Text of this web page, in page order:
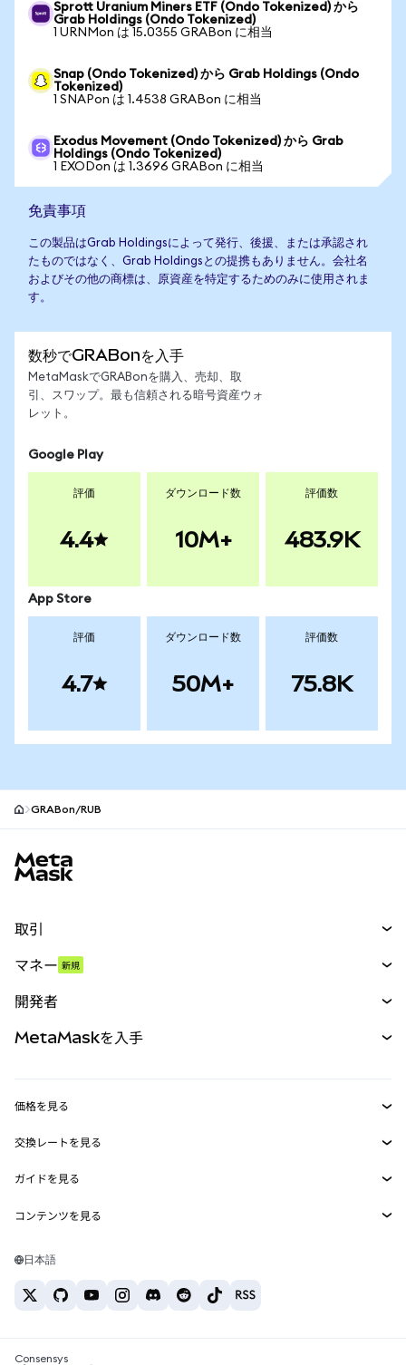
Sprott Uranium Miners ETF (Ondo Tokenized) から
Grab Holdings (Ondo Tokenized)
1 URNMon は 15.0355 GRABon に相当
Snap (Ondo Tokenized) から Grab Holdings (Ondo
Tokenized)
1 SNAPon は 1.4538 GRABon に相当
Exodus Movement (Ondo Tokenized) から Grab
Holdings (Ondo Tokenized)
1 EXODon は 1.3696 GRABon に相当
免責事項
この製品はGrab Holdingsによって発行、後援、または承認され
たものではなく、Grab Holdingsとの提携もありません。会社名
およびその他の商標は、原資産を特定するためのみに使用されま
す。
数秒でGRABonを入手
MetaMaskでGRABonを購入、売却、取
引、スワップ。最も信頼される暗号資産ウォ
レット。
Google Play
評価
4.4
ダウンロード数
10M+
評価数
483.9K
App Store
評価
4.7
ダウンロード数
50M+
評価数
75.8K
GRABon/RUB
取引
パーペチュアル
RWA
マネー 新規
開発者
MetaMask Connect
Snaps
Web3サービス
MetaMaskを入手
セキュリティ
サポート
キャリア
お問い合わせ
価格を見る
イーサリアムの価格
Solanaの価格
Tetherの価格
交換レートを見る
ETH→USD
USDT→INR
BTC→INR
ETH→USDT
ガイドを見る
ETHの購入
USDTの購入
SHIBの購入
コンテンツを見る
Solanaウォレット
日本語
Consensys